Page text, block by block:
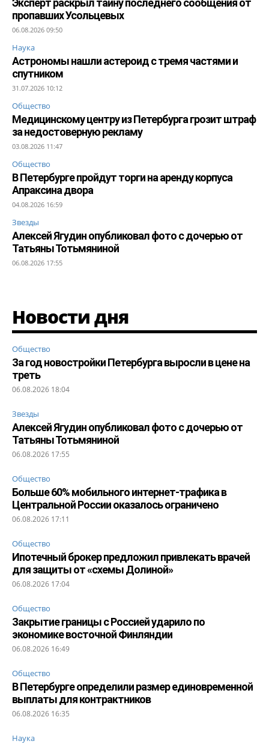
пропавших Усольцевых
06.08.2026 09:50
Наука
Астрономы нашли астероид с тремя частями и
спутником
31.07.2026 10:12
Общество
Медицинскому центру из Петербурга грозит штраф
за недостоверную рекламу
03.08.2026 11:47
Общество
В Петербурге пройдут торги на аренду корпуса
Апраксина двора
04.08.2026 16:59
Звезды
Алексей Ягудин опубликовал фото с дочерью от
Татьяны Тотьмяниной
06.08.2026 17:55
Новости дня
Общество
За год новостройки Петербурга выросли в цене на
треть
06.08.2026 18:04
Звезды
Алексей Ягудин опубликовал фото с дочерью от
Татьяны Тотьмяниной
06.08.2026 17:55
Общество
Больше 60% мобильного интернет-трафика в
Центральной России оказалось ограничено
06.08.2026 17:11
Общество
Ипотечный брокер предложил привлекать врачей
для защиты от «схемы Долиной»
06.08.2026 17:04
Общество
Закрытие границы с Россией ударило по
экономике восточной Финляндии
06.08.2026 16:49
Общество
В Петербурге определили размер единовременной
выплаты для контрактников
06.08.2026 16:35
Наука